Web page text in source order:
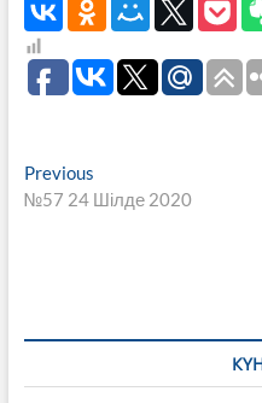
Навигация
по
PreviousPrevious
post:
№57 24 Шілде 2020